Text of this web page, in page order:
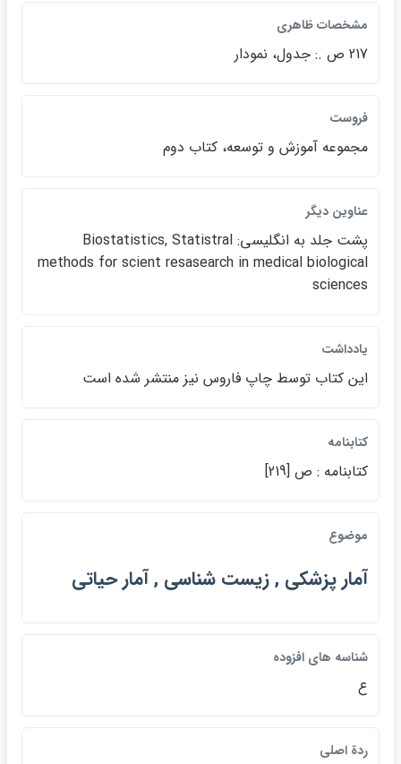
مشخصات ظاهري
217 ص .: جدول، نمودار
فروست
مجموعه آموزش و توسعه، كتاب دوم
عناوين ديگر
پشت جلد به انگليسي: Biostatistics, Statistral
methods for scient resasearch in medical biological
sciences
يادداشت
اين كتاب توسط چاپ فاروس نيز منتشر شده است
كتابنامه
كتابنامه : ص [219]
موضوع
آمار پزشكي , زيست شناسي , آمار حياتي
شناسه هاي افزوده
ع
ردة اصلي